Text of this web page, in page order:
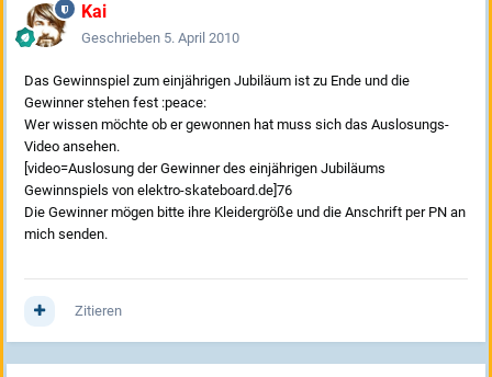
Kai
Geschrieben 5. April 2010
Das Gewinnspiel zum einjährigen Jubiläum ist zu Ende und die
Gewinner stehen fest :peace:
Wer wissen möchte ob er gewonnen hat muss sich das Auslosungs-
Video ansehen.
[video=Auslosung der Gewinner des einjährigen Jubiläums
Gewinnspiels von elektro-skateboard.de]76
Die Gewinner mögen bitte ihre Kleidergröße und die Anschrift per PN an
mich senden.
Zitieren